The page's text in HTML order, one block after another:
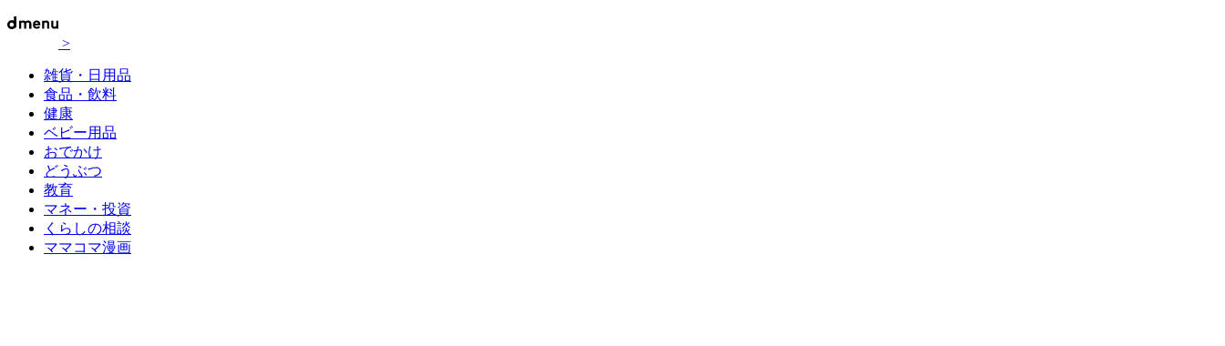
>
雑貨・日用品
食品・飲料
健康
ベビー用品
おでかけ
どうぶつ
教育
マネー・投資
くらしの相談
ママコマ漫画